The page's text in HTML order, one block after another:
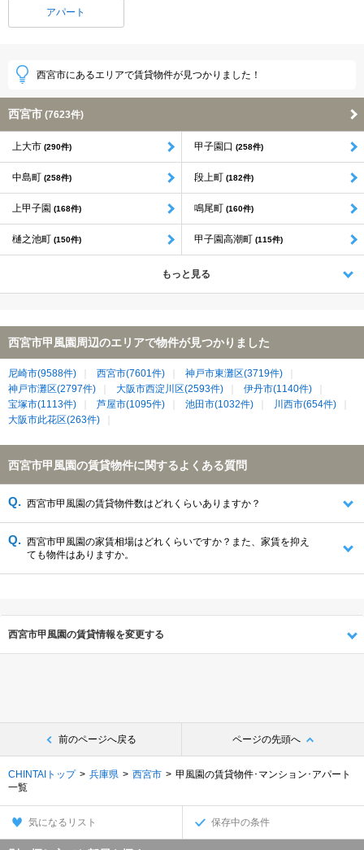
アパート
西宮市にあるエリアで賃貸物件が見つかりました！
西宮市 (7623件)
上大市 (290件) 甲子園口 (258件)
中島町 (258件) 段上町 (182件)
上甲子園 (168件) 鳴尾町 (160件)
樋之池町 (150件) 甲子園高潮町 (115件)
もっと見る
西宮市甲風園周辺のエリアで物件が見つかりました
尼崎市(9588件) 西宮市(7601件)
神戸市東灘区(3719件)
神戸市灘区(2797件)
大阪市西淀川区(2593件)
伊丹市(1140件)
宝塚市(1113件)
芦屋市(1095件) 池田市(1032件)
川西市(654件)
大阪市此花区(263件)
西宮市甲風園の賃貸物件に関するよくある質問
西宮市甲風園の賃貸物件数はどれくらいありますか？
西宮市甲風園の家賃相場はどれくらいですか？また、家賃を抑え
ても物件はありますか。
西宮市甲風園の賃貸情報を変更する
前のページへ戻る ページの先頭へ
CHINTAIトップ 兵庫県 西宮市
甲風園の賃貸物件･マンション･アパート
一覧
気になるリスト 保存中の条件